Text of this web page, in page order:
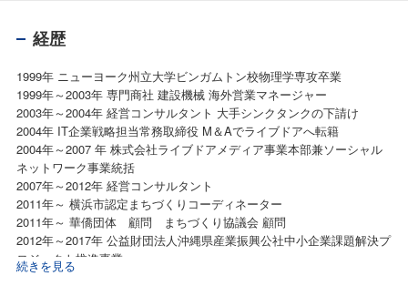
経歴
1999年 ニューヨーク州立大学ビンガムトン校物理学専攻卒業
1999年～2003年 専門商社 建設機械 海外営業マネージャー
2003年～2004年 経営コンサルタント 大手シンクタンクの下請け
2004年 IT企業戦略担当常務取締役 M＆Aでライブドアへ転籍
2004年～2007 年 株式会社ライブドアメディア事業本部兼ソーシャル
ネットワーク事業統括
2007年～2012年 経営コンサルタント
2011年～ 横浜市認定まちづくりコーディネーター
2011年～ 華僑団体 顧問 まちづくり協議会 顧問
2012年～2017年 公益財団法人沖縄県産業振興公社中小企業課題解決プ
ロジェクト推進事業
専門コーディネーター リーダー
続きを見る